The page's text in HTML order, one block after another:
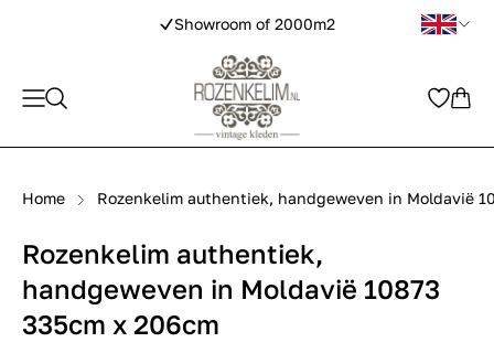
Showroom of 2000m2
Home Rozenkelim authentiek, handgeweven in Moldavië
Rozenkelim authentiek,
handgeweven in Moldavië 10873
335cm x 206cm